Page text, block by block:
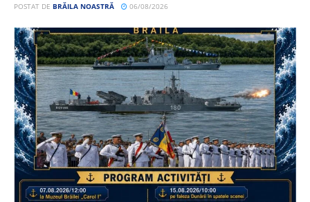
POSTAT DE BRĂILA NOASTRĂ 06/08/2026